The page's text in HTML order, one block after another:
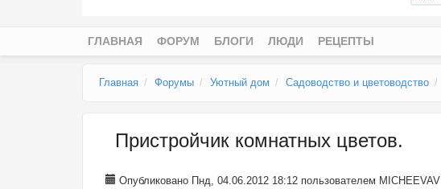
ГЛАВНАЯ ФОРУМ БЛОГИ ЛЮДИ РЕЦЕПТЫ
Главная Форумы Уютный дом Садоводство и цветоводство
Пристройчик комнатных цветов.
Опубликовано Пнд, 04.06.2012 18:12 пользователем MICHEEVAV